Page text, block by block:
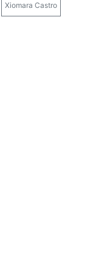
Xiomara Castro